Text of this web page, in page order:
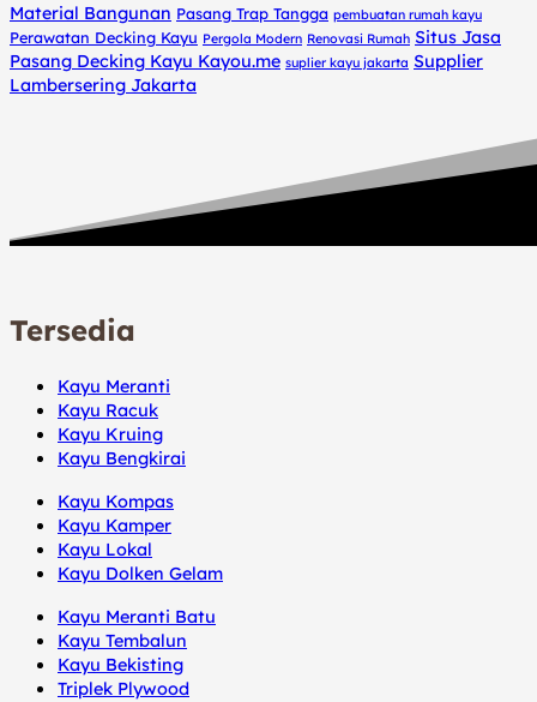
Material Bangunan Pasang Trap Tangga pembuatan rumah kayu
Perawatan Decking Kayu Pergola Modern Renovasi Rumah Situs Jasa
Pasang Decking Kayu Kayou.me suplier kayu jakarta Supplier
Lambersering Jakarta
Tersedia
Kayu Meranti
Kayu Racuk
Kayu Kruing
Kayu Bengkirai
Kayu Kompas
Kayu Kamper
Kayu Lokal
Kayu Dolken Gelam
Kayu Meranti Batu
Kayu Tembalun
Kayu Bekisting
Triplek Plywood